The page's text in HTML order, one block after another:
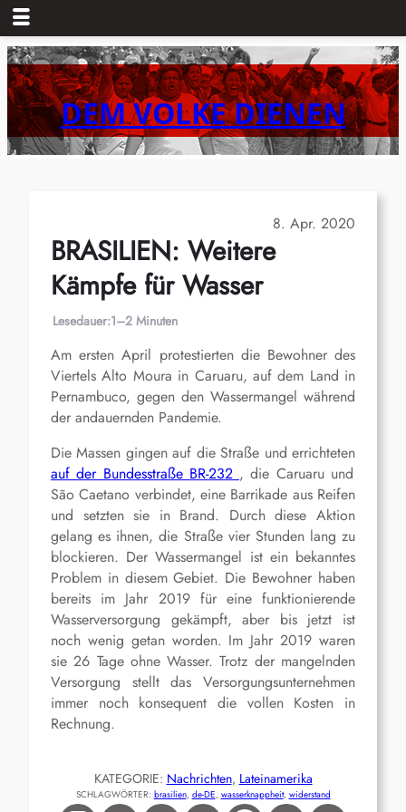
Zum
Inhalt
springenDEM VOLKE DIENEN
8. Apr. 2020
BRASILIEN: Weitere
Kämpfe für Wasser
Lesedauer:1–2 Minuten
Am ersten April protestierten die Bewohner des
Viertels Alto Moura in Caruaru, auf dem Land in
Pernambuco, gegen den Wassermangel während
der andauernden Pandemie.
Die Massen gingen auf die Straße und errichteten
auf der Bundesstraße BR-232 , die Caruaru und
São Caetano verbindet, eine Barrikade aus Reifen
und setzten sie in Brand. Durch diese Aktion
gelang es ihnen, die Straße vier Stunden lang zu
blockieren. Der Wassermangel ist ein bekanntes
Problem in diesem Gebiet. Die Bewohner haben
bereits im Jahr 2019 für eine funktionierende
Wasserversorgung gekämpft, aber bis jetzt ist
noch wenig getan worden. Im Jahr 2019 waren
sie 26 Tage ohne Wasser. Trotz der mangelnden
Versorgung stellt das Versorgungsunternehmen
immer noch konsequent die vollen Kosten in
Rechnung.
KATEGORIE: Nachrichten, Lateinamerika
SCHLAGWÖRTER: brasilien, de-DE, wasserknappheit, widerstand